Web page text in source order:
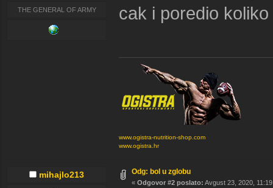
THE GENERAL OF ARMY
cak i poredio
www.ogistra-nutrition-shop.com
www.ogistra.hr
mihajlo213 Odg: bol u zglobu
« Odgovor #2 poslato: Avgust 23, 2020,